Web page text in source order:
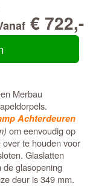
€ 722,-
Merbau
Achterdeuren
om eenvoudig op
te houden voor
Glaslatten
de glasopening
deur is 349 mm.